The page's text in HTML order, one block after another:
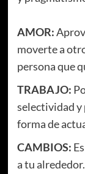
AMOR:
moverte a
persona que
TRABAJO:
selectividad y
forma de
CAMBIOS:
a tu